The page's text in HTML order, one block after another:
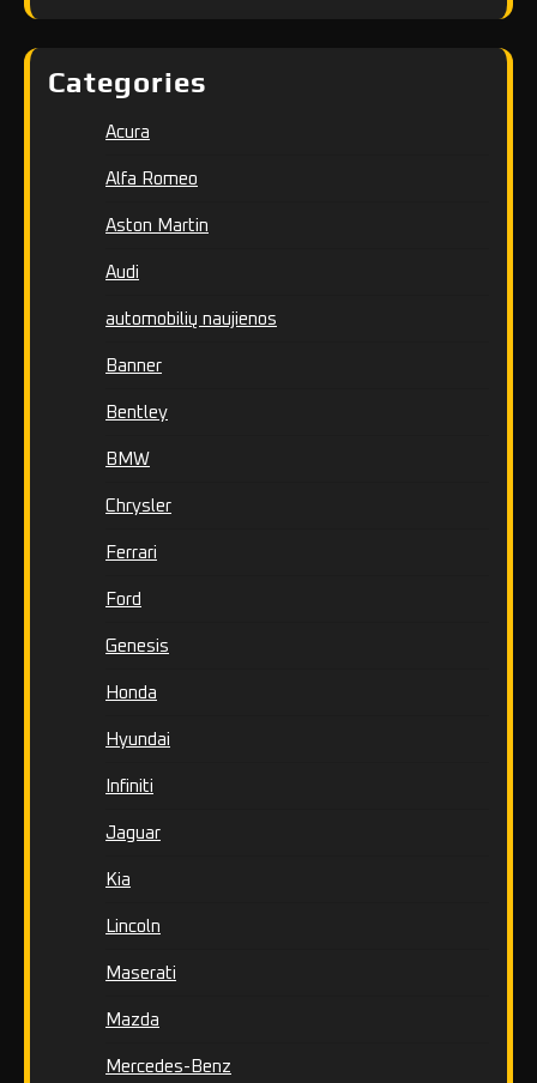
Categories
Acura
Alfa Romeo
Aston Martin
Audi
automobilių naujienos
Banner
Bentley
BMW
Chrysler
Ferrari
Ford
Genesis
Honda
Hyundai
Infiniti
Jaguar
Kia
Lincoln
Maserati
Mazda
Mercedes-Benz